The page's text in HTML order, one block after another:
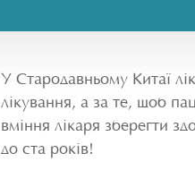
У Стародавньому Китаї
лікування, а за те, щоб
вміння лікаря зберегти
до ста років!